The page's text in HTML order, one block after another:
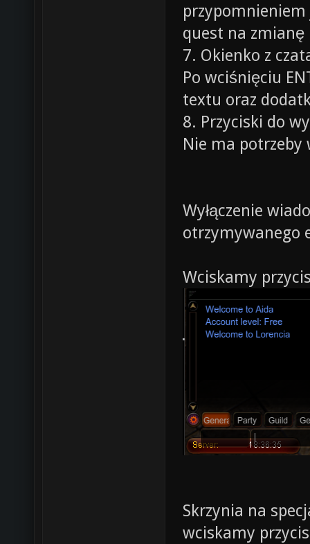
quest na zmianę
7. Okienko z
Po wciśnięciu
textu oraz
8. Przyciski do
Nie ma potrzeby
Wyłączenie
otrzymywanego
Wciskamy
Skrzynia na
wciskamy